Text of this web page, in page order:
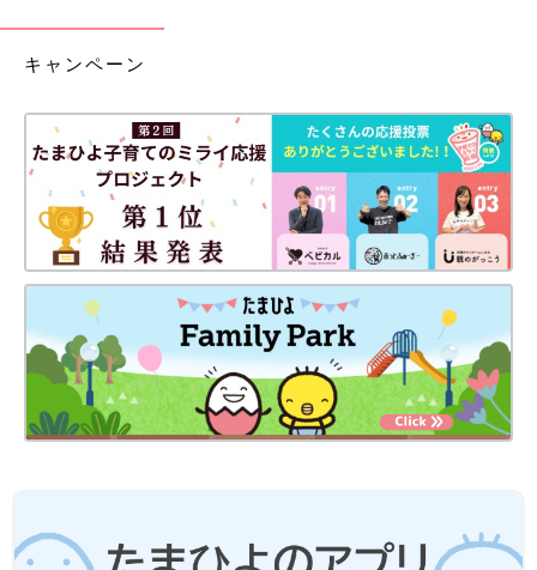
キャンペーン